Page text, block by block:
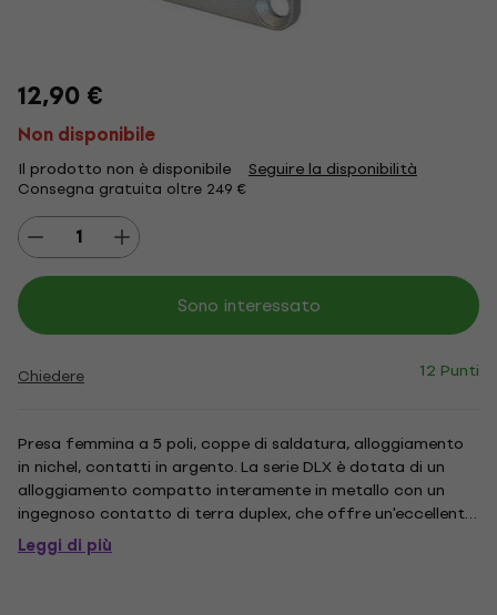
12,90 €
Non disponibile
Il prodotto non è disponibile Seguire la disponibilità
Consegna gratuita oltre 249 €
Sono interessato
Chiedere 12 Punti
Presa femmina a 5 poli, coppe di saldatura, alloggiamento
in nichel, contatti in argento. La serie DLX è dotata di un
alloggiamento compatto interamente in metallo con un
ingegnoso contatto di terra duplex, che offre un'eccellente
protezione RF e schermatura.
Leggi di più